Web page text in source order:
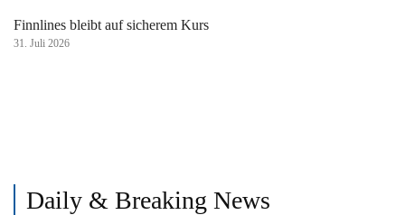
Finnlines bleibt auf sicherem Kurs
31. Juli 2026
Daily & Breaking News